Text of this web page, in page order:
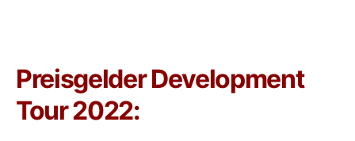
Preisgelder Development
Tour 2022: